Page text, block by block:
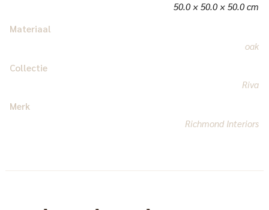
50.0 × 50.0 × 50.0 cm
Materiaal
oak
Collectie
Riva
Merk
Richmond Interiors